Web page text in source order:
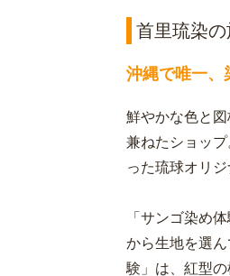
首里琉染
沖縄で唯一、
鮮やかな色と
兼ねたショッ
った琉球オリ
「サンゴ染め
から生地を選
験」は、紅型